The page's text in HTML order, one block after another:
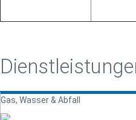
Gas, Wasser & Abfall